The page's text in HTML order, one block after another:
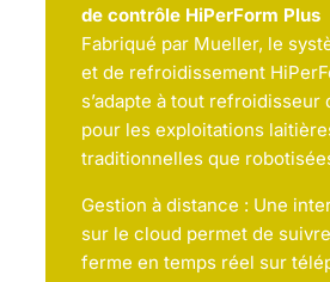
de contrôle HiPerForm Plus
Fabriqué par Mueller, le
et de refroidissement
s’adapte à tout refroidisseur
pour les exploitations
traditionnelles que
Gestion à distance : Une
sur le cloud permet de
ferme en temps réel sur